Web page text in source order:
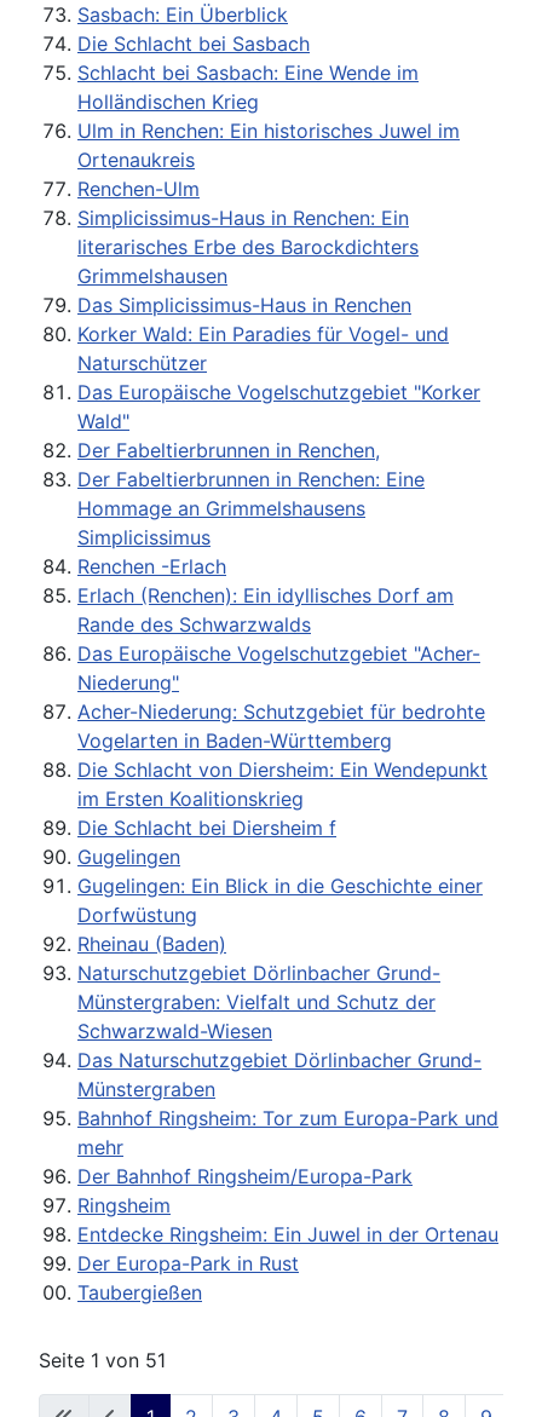
Sasbach: Ein Überblick
Die Schlacht bei Sasbach
Schlacht bei Sasbach: Eine Wende im
Holländischen Krieg
Ulm in Renchen: Ein historisches Juwel im
Ortenaukreis
Renchen-Ulm
Simplicissimus-Haus in Renchen: Ein
literarisches Erbe des Barockdichters
Grimmelshausen
Das Simplicissimus-Haus in Renchen
Korker Wald: Ein Paradies für Vogel- und
Naturschützer
Das Europäische Vogelschutzgebiet "Korker
Wald"
Der Fabeltierbrunnen in Renchen,
Der Fabeltierbrunnen in Renchen: Eine
Hommage an Grimmelshausens
Simplicissimus
Renchen -Erlach
Erlach (Renchen): Ein idyllisches Dorf am
Rande des Schwarzwalds
Das Europäische Vogelschutzgebiet "Acher-
Niederung"
Acher-Niederung: Schutzgebiet für bedrohte
Vogelarten in Baden-Württemberg
Die Schlacht von Diersheim: Ein Wendepunkt
im Ersten Koalitionskrieg
Die Schlacht bei Diersheim f
Gugelingen
Gugelingen: Ein Blick in die Geschichte einer
Dorfwüstung
Rheinau (Baden)
Naturschutzgebiet Dörlinbacher Grund-
Münstergraben: Vielfalt und Schutz der
Schwarzwald-Wiesen
Das Naturschutzgebiet Dörlinbacher Grund-
Münstergraben
Bahnhof Ringsheim: Tor zum Europa-Park und
mehr
Der Bahnhof Ringsheim/Europa-Park
Ringsheim
Entdecke Ringsheim: Ein Juwel in der Ortenau
Der Europa-Park in Rust
Taubergießen
Seite 1 von 51